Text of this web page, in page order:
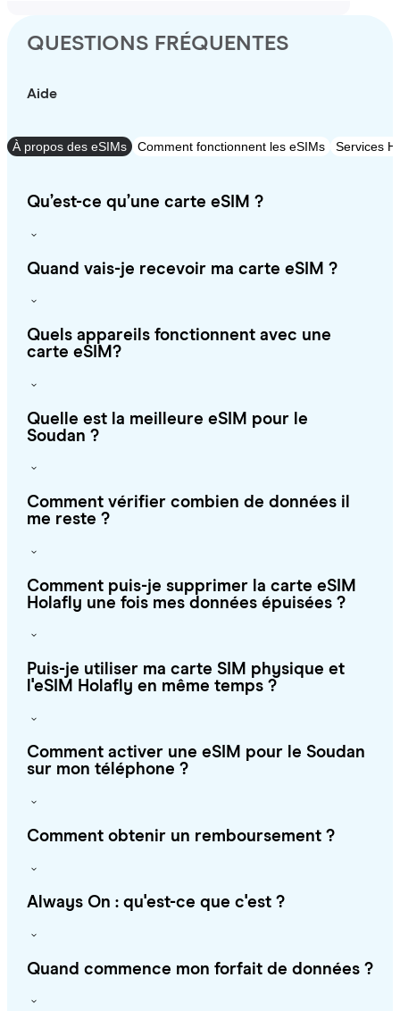
QUESTIONS FRÉQUENTES
Aide
À propos des eSIMs Comment fonctionnent les eSIMs Services
Qu’est-ce qu’une carte eSIM ?
Quand vais-je recevoir ma carte eSIM ?
Quels appareils fonctionnent avec une
carte eSIM?
Quelle est la meilleure eSIM pour le
Soudan ?
Comment vérifier combien de données il
me reste ?
Comment puis-je supprimer la carte eSIM
Holafly une fois mes données épuisées ?
Puis-je utiliser ma carte SIM physique et
l'eSIM Holafly en même temps ?
Comment activer une eSIM pour le Soudan
sur mon téléphone ?
Comment obtenir un remboursement ?
Always On : qu'est-ce que c'est ?
Quand commence mon forfait de données ?